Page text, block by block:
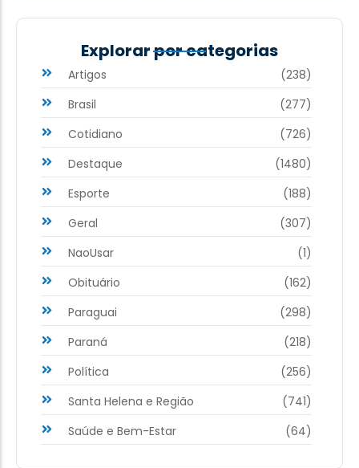
Explorar por categorias
Artigos
(238)
Brasil
(277)
Cotidiano
(726)
Destaque
(1480)
Esporte
(188)
Geral
(307)
NaoUsar
(1)
Obituário
(162)
Paraguai
(298)
Paraná
(218)
Política
(256)
Santa Helena e Região
(741)
Saúde e Bem-Estar
(64)